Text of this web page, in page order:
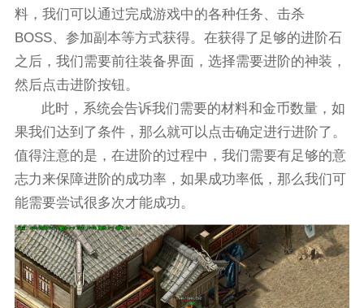
料，我们可以通过完成游戏中的各种任务、击杀
BOSS、参加副本等方式获得。在获得了足够的进阶石
之后，我们需要前往装备界面，选择需要进阶的神装，
然后点击进阶按钮。
此时，系统会告诉我们需要的材料和金币数量，如
果我们达到了条件，那么就可以点击确定进行进阶了。
值得注意的是，在进阶的过程中，我们需要有足够的意
志力来保障进阶的成功率，如果成功率低，那么我们可
能需要尝试很多次才能成功。